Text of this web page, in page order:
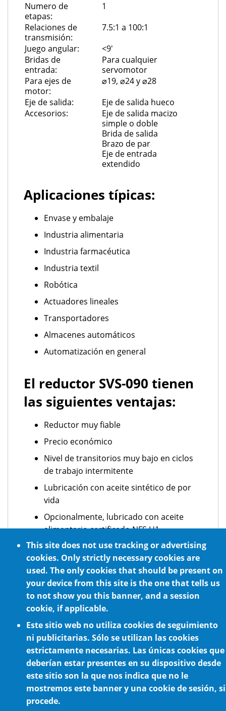
Numero de
etapas:
1
Relaciones de
transmisión:
7.5:1 a 100:1
Juego angular:
<9'
Bridas de
entrada:
Para cualquier
servomotor
Para ejes de
motor:
⌀19, ⌀24 y ⌀28
Eje de salida:
Eje de salida hueco
Accesorios:
Eje de salida macizo
simple o doble
Brida de salida
Brazo de par
Eje de entrada
extendido
Aplicaciones típicas:
Envase y embalaje
Industria alimentaria
Industria farmacéutica
Industria textil
Robótica
Actuadores lineales
Transportadores
Almacenes automáticos
Automatización en general
El reductor SVS-090 tienen
las siguientes ventajas:
Reductor muy fiable
Precio económico
Nivel de transitorios muy bajo en ciclos
de trabajo intermitente
Lubricación con aceite sintético de por
vida
Opcionalmente, lubricado con aceite
alimentario certificado NFS H1
Montaje en cualquier posición
Fácil montaje del motor
Funcionamiento silencioso
Política de cookies
This site does not use tracking or advertising
cookies. Only strictly necessary cookies are
used. The only cookies that should be present on
your device from this site is the one that tells us
to not show you this banner, and a session
cookie, if applicable.
Este sitio web no utiliza cookies de seguimiento
ni publicitarias. Sólo se utilizan las cookies
estrictamente necesarias. Las únicas cookies que
deberían estar presentes en su dispositivo desde
este sitio son la que nos indica que no le
mostremos este banner y una cookie de sesión, si
procede.